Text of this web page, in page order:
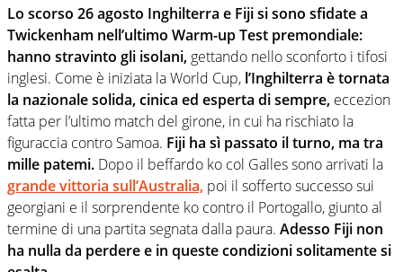
Lo scorso 26 agosto Inghilterra e Fiji si sono sfidate a
Twickenham nell’ultimo Warm-up Test premondiale:
hanno stravinto gli isolani, gettando nello sconforto i tifosi
inglesi. Come è iniziata la World Cup, l’Inghilterra è tornata
la nazionale solida, cinica ed esperta di sempre, eccezion
fatta per l’ultimo match del girone, in cui ha rischiato la
figuraccia contro Samoa. Fiji ha sì passato il turno, ma tra
mille patemi. Dopo il beffardo ko col Galles sono arrivati la
grande vittoria sull’Australia, poi il sofferto successo sui
georgiani e il sorprendente ko contro il Portogallo, giunto al
termine di una partita segnata dalla paura. Adesso Fiji non
ha nulla da perdere e in queste condizioni solitamente si